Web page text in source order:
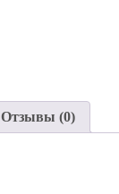
Отзывы (0)